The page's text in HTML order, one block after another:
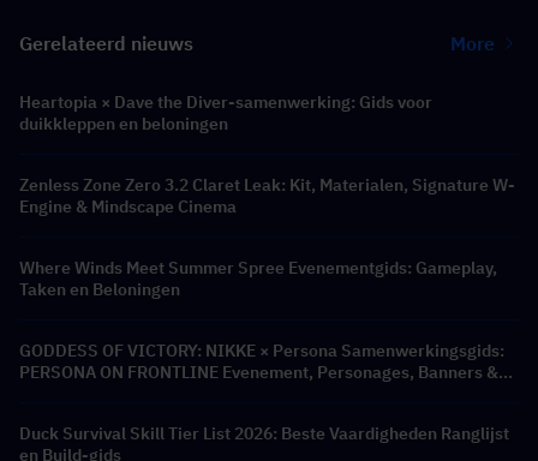
Gerelateerd nieuws More
Heartopia × Dave the Diver-samenwerking: Gids voor
duikkleppen en beloningen
Zenless Zone Zero 3.2 Claret Leak: Kit, Materialen, Signature W-
Engine & Mindscape Cinema
Where Winds Meet Summer Spree Evenementgids: Gameplay,
Taken en Beloningen
GODDESS OF VICTORY: NIKKE × Persona Samenwerkingsgids:
PERSONA ON FRONTLINE Evenement, Personages, Banners &
Duck Survival Skill Tier List 2026: Beste Vaardigheden Ranglijst
en Build-gids